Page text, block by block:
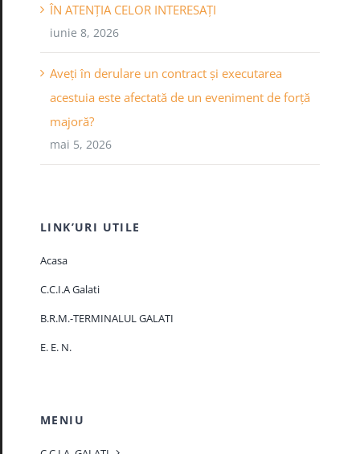
ÎN ATENȚIA CELOR INTERESAȚI
iunie 8, 2026
Aveți în derulare un contract și executarea
acestuia este afectată de un eveniment de forță
majoră?
mai 5, 2026
LINK’URI UTILE
Acasa
C.C.I.A Galati
B.R.M.-TERMINALUL GALATI
E. E. N.
MENIU